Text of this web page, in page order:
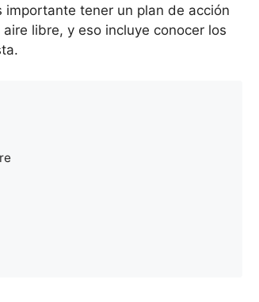
tener un plan de acción
libre, y eso incluye conocer los